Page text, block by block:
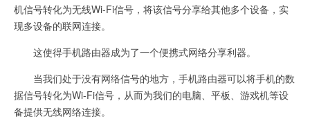
机信号转化为无线Wi-Fi信号，将该信号分享给其他多个设备，实
现多设备的联网连接。
这使得手机路由器成为了一个便携式网络分享利器。
当我们处于没有网络信号的地方，手机路由器可以将手机的数
据信号转化为Wi-Fi信号，从而为我们的电脑、平板、游戏机等设
备提供无线网络连接。